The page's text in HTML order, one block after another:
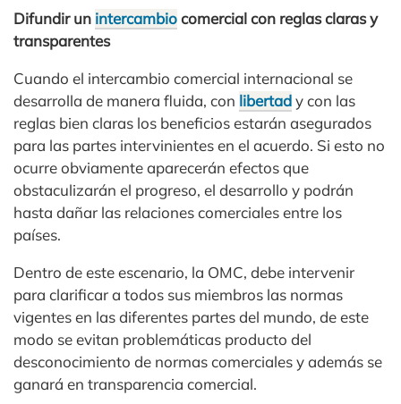
Difundir un intercambiocomercial con reglas claras y
transparentes
Cuando el intercambio comercial internacional se
desarrolla de manera fluida, con libertady con las
reglas bien claras los beneficios estarán asegurados
para las partes intervinientes en el acuerdo. Si esto no
ocurre obviamente aparecerán efectos que
obstaculizarán el progreso, el desarrollo y podrán
hasta dañar las relaciones comerciales entre los
países.
Dentro de este escenario, la OMC, debe intervenir
para clarificar a todos sus miembros las normas
vigentes en las diferentes partes del mundo, de este
modo se evitan problemáticas producto del
desconocimiento de normas comerciales y además se
ganará en transparencia comercial.